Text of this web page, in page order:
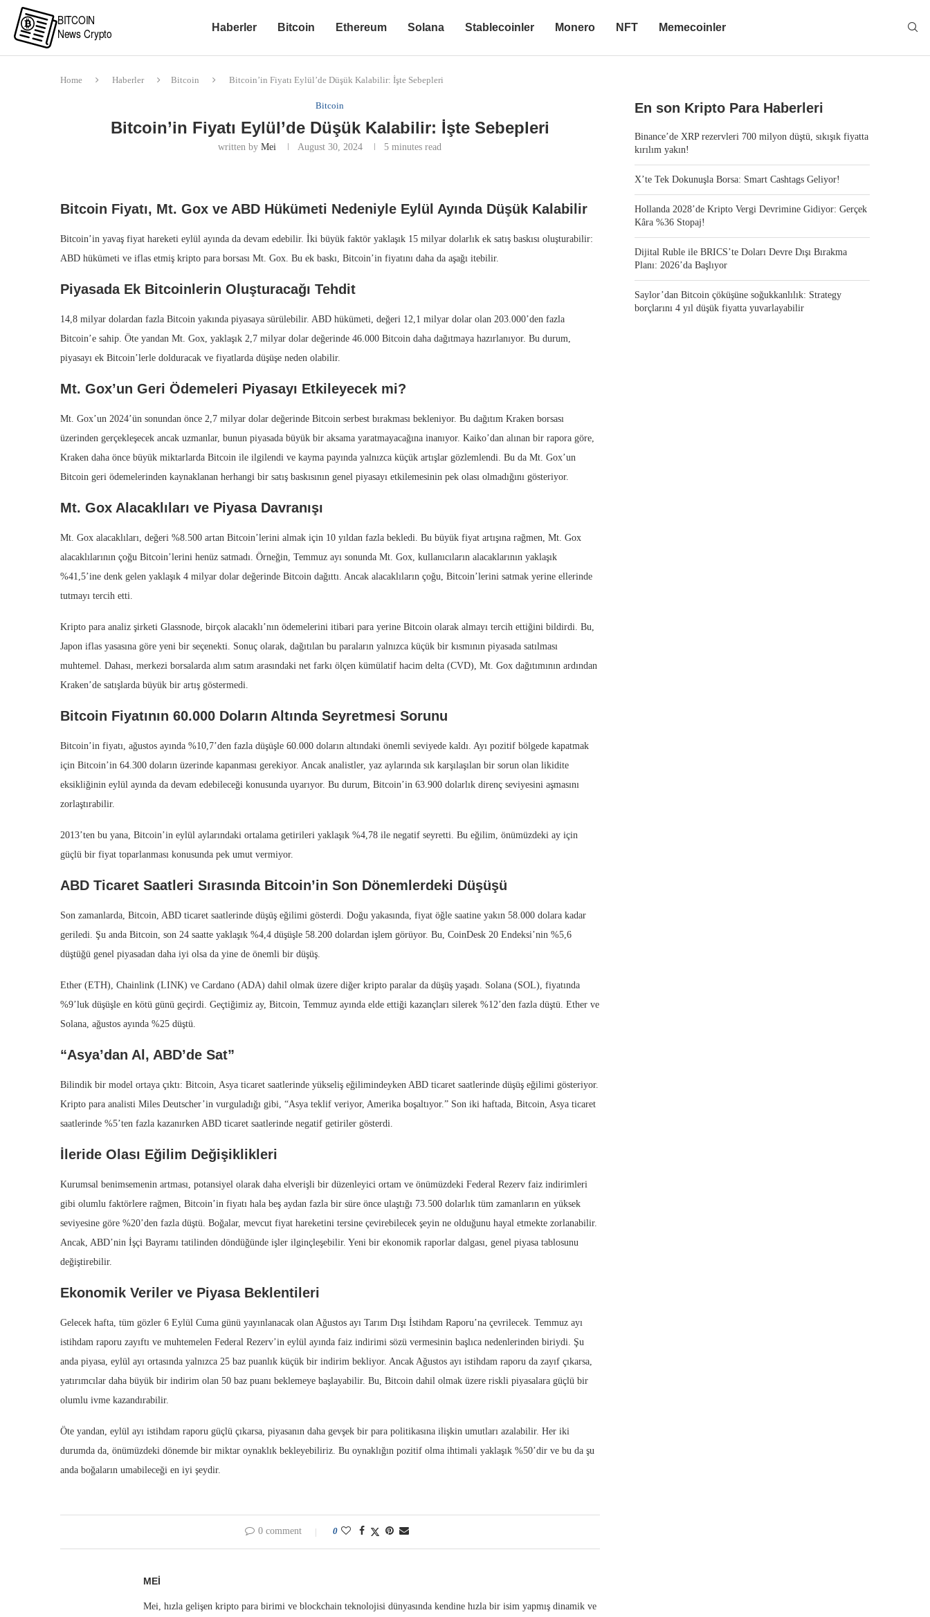
Haberler Bitcoin Ethereum Solana Stablecoinler Monero NFT Memecoinler
Home Haberler Bitcoin Bitcoin’in Fiyatı Eylül’de Düşük Kalabilir: İşte Sebepleri
Bitcoin
Bitcoin’in Fiyatı Eylül’de Düşük Kalabilir: İşte Sebepleri
written byMei August 30, 2024 5 minutes read
Bitcoin Fiyatı, Mt. Gox ve ABD Hükümeti Nedeniyle Eylül Ayında Düşük Kalabilir
Bitcoin’in yavaş fiyat hareketi eylül ayında da devam edebilir. İki büyük faktör yaklaşık 15 milyar dolarlık ek satış baskısı oluşturabilir:
ABD hükümeti ve iflas etmiş kripto para borsası Mt. Gox. Bu ek baskı, Bitcoin’in fiyatını daha da aşağı itebilir.
Piyasada Ek Bitcoinlerin Oluşturacağı Tehdit
14,8 milyar dolardan fazla Bitcoin yakında piyasaya sürülebilir. ABD hükümeti, değeri 12,1 milyar dolar olan 203.000’den fazla
Bitcoin’e sahip. Öte yandan Mt. Gox, yaklaşık 2,7 milyar dolar değerinde 46.000 Bitcoin daha dağıtmaya hazırlanıyor. Bu durum,
piyasayı ek Bitcoin’lerle dolduracak ve fiyatlarda düşüşe neden olabilir.
Mt. Gox’un Geri Ödemeleri Piyasayı Etkileyecek mi?
Mt. Gox’un 2024’ün sonundan önce 2,7 milyar dolar değerinde Bitcoin serbest bırakması bekleniyor. Bu dağıtım Kraken borsası
üzerinden gerçekleşecek ancak uzmanlar, bunun piyasada büyük bir aksama yaratmayacağına inanıyor. Kaiko’dan alınan bir rapora göre,
Kraken daha önce büyük miktarlarda Bitcoin ile ilgilendi ve kayma payında yalnızca küçük artışlar gözlemlendi. Bu da Mt. Gox’un
Bitcoin geri ödemelerinden kaynaklanan herhangi bir satış baskısının genel piyasayı etkilemesinin pek olası olmadığını gösteriyor.
Mt. Gox Alacaklıları ve Piyasa Davranışı
Mt. Gox alacaklıları, değeri %8.500 artan Bitcoin’lerini almak için 10 yıldan fazla bekledi. Bu büyük fiyat artışına rağmen, Mt. Gox
alacaklılarının çoğu Bitcoin’lerini henüz satmadı. Örneğin, Temmuz ayı sonunda Mt. Gox, kullanıcıların alacaklarının yaklaşık
%41,5’ine denk gelen yaklaşık 4 milyar dolar değerinde Bitcoin dağıttı. Ancak alacaklıların çoğu, Bitcoin’lerini satmak yerine ellerinde
tutmayı tercih etti.
Kripto para analiz şirketi Glassnode, birçok alacaklı’nın ödemelerini itibari para yerine Bitcoin olarak almayı tercih ettiğini bildirdi. Bu,
Japon iflas yasasına göre yeni bir seçenekti. Sonuç olarak, dağıtılan bu paraların yalnızca küçük bir kısmının piyasada satılması
muhtemel. Dahası, merkezi borsalarda alım satım arasındaki net farkı ölçen kümülatif hacim delta (CVD), Mt. Gox dağıtımının ardından
Kraken’de satışlarda büyük bir artış göstermedi.
Bitcoin Fiyatının 60.000 Doların Altında Seyretmesi Sorunu
Bitcoin’in fiyatı, ağustos ayında %10,7’den fazla düşüşle 60.000 doların altındaki önemli seviyede kaldı. Ayı pozitif bölgede kapatmak
için Bitcoin’in 64.300 doların üzerinde kapanması gerekiyor. Ancak analistler, yaz aylarında sık karşılaşılan bir sorun olan likidite
eksikliğinin eylül ayında da devam edebileceği konusunda uyarıyor. Bu durum, Bitcoin’in 63.900 dolarlık direnç seviyesini aşmasını
zorlaştırabilir.
2013’ten bu yana, Bitcoin’in eylül aylarındaki ortalama getirileri yaklaşık %4,78 ile negatif seyretti. Bu eğilim, önümüzdeki ay için
güçlü bir fiyat toparlanması konusunda pek umut vermiyor.
ABD Ticaret Saatleri Sırasında Bitcoin’in Son Dönemlerdeki Düşüşü
Son zamanlarda, Bitcoin, ABD ticaret saatlerinde düşüş eğilimi gösterdi. Doğu yakasında, fiyat öğle saatine yakın 58.000 dolara kadar
geriledi. Şu anda Bitcoin, son 24 saatte yaklaşık %4,4 düşüşle 58.200 dolardan işlem görüyor. Bu, CoinDesk 20 Endeksi’nin %5,6
düştüğü genel piyasadan daha iyi olsa da yine de önemli bir düşüş.
Ether (ETH), Chainlink (LINK) ve Cardano (ADA) dahil olmak üzere diğer kripto paralar da düşüş yaşadı. Solana (SOL), fiyatında
%9’luk düşüşle en kötü günü geçirdi. Geçtiğimiz ay, Bitcoin, Temmuz ayında elde ettiği kazançları silerek %12’den fazla düştü. Ether ve
Solana, ağustos ayında %25 düştü.
“Asya’dan Al, ABD’de Sat”
Bilindik bir model ortaya çıktı: Bitcoin, Asya ticaret saatlerinde yükseliş eğilimindeyken ABD ticaret saatlerinde düşüş eğilimi gösteriyor.
Kripto para analisti Miles Deutscher’in vurguladığı gibi, “Asya teklif veriyor, Amerika boşaltıyor.” Son iki haftada, Bitcoin, Asya ticaret
saatlerinde %5’ten fazla kazanırken ABD ticaret saatlerinde negatif getiriler gösterdi.
İleride Olası Eğilim Değişiklikleri
Kurumsal benimsemenin artması, potansiyel olarak daha elverişli bir düzenleyici ortam ve önümüzdeki Federal Rezerv faiz indirimleri
gibi olumlu faktörlere rağmen, Bitcoin’in fiyatı hala beş aydan fazla bir süre önce ulaştığı 73.500 dolarlık tüm zamanların en yüksek
seviyesine göre %20’den fazla düştü. Boğalar, mevcut fiyat hareketini tersine çevirebilecek şeyin ne olduğunu hayal etmekte zorlanabilir.
Ancak, ABD’nin İşçi Bayramı tatilinden döndüğünde işler ilginçleşebilir. Yeni bir ekonomik raporlar dalgası, genel piyasa tablosunu
değiştirebilir.
Ekonomik Veriler ve Piyasa Beklentileri
Gelecek hafta, tüm gözler 6 Eylül Cuma günü yayınlanacak olan Ağustos ayı Tarım Dışı İstihdam Raporu’na çevrilecek. Temmuz ayı
istihdam raporu zayıftı ve muhtemelen Federal Rezerv’in eylül ayında faiz indirimi sözü vermesinin başlıca nedenlerinden biriydi. Şu
anda piyasa, eylül ayı ortasında yalnızca 25 baz puanlık küçük bir indirim bekliyor. Ancak Ağustos ayı istihdam raporu da zayıf çıkarsa,
yatırımcılar daha büyük bir indirim olan 50 baz puanı beklemeye başlayabilir. Bu, Bitcoin dahil olmak üzere riskli piyasalara güçlü bir
olumlu ivme kazandırabilir.
Öte yandan, eylül ayı istihdam raporu güçlü çıkarsa, piyasanın daha gevşek bir para politikasına ilişkin umutları azalabilir. Her iki
durumda da, önümüzdeki dönemde bir miktar oynaklık bekleyebiliriz. Bu oynaklığın pozitif olma ihtimali yaklaşık %50’dir ve bu da şu
anda boğaların umabileceği en iyi şeydir.
0 comment 0
MEI
Mei, hızla gelişen kripto para birimi ve blockchain teknolojisi dünyasında kendine hızla bir isim yapmış dinamik ve
En son Kripto Para Haberleri
Binance’de XRP rezervleri 700 milyon düştü, sıkışık fiyatta
kırılım yakın!
X’te Tek Dokunuşla Borsa: Smart Cashtags Geliyor!
Hollanda 2028’de Kripto Vergi Devrimine Gidiyor: Gerçek
Kâra %36 Stopaj!
Dijital Ruble ile BRICS’te Doları Devre Dışı Bırakma
Planı: 2026’da Başlıyor
Saylor’dan Bitcoin çöküşüne soğukkanlılık: Strategy
borçlarını 4 yıl düşük fiyatta yuvarlayabilir